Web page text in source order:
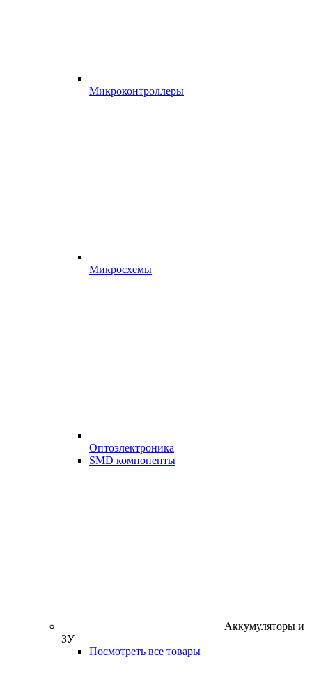
Микроконтроллеры
Микросхемы
Оптоэлектроника
SMD компоненты
Аккумуляторы и
ЗУ
Посмотреть все товары